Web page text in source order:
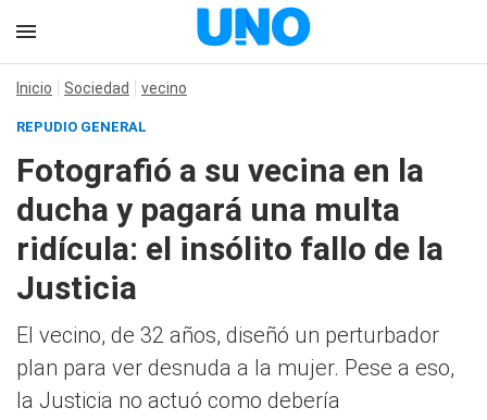
Inicio Sociedad vecino
REPUDIO GENERAL
Fotografió a su vecina en la
ducha y pagará una multa
ridícula: el insólito fallo de la
Justicia
El vecino, de 32 años, diseñó un perturbador
plan para ver desnuda a la mujer. Pese a eso,
la Justicia no actuó como debería